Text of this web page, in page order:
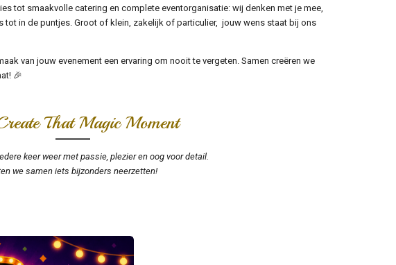
tot smaakvolle catering en complete eventorganisatie: wij denken met je mee,
tot in de puntjes. Groot of klein, zakelijk of particulier, jouw wens staat bij ons
van jouw evenement een ervaring om nooit te vergeten. Samen creëren we
🎉
That Magic Moment
keer weer met passie, plezier en oog voor detail.
we samen iets bijzonders neerzetten!